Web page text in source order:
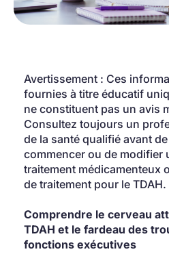
Avertissement : Ces
fournies à titre éducatif
ne constituent pas un avis
Consultez toujours un
de la santé qualifié avant de
commencer ou de modifier
traitement médicamenteux
de traitement pour le TDAH.
Comprendre le cerveau
TDAH et le fardeau des
fonctions exécutives